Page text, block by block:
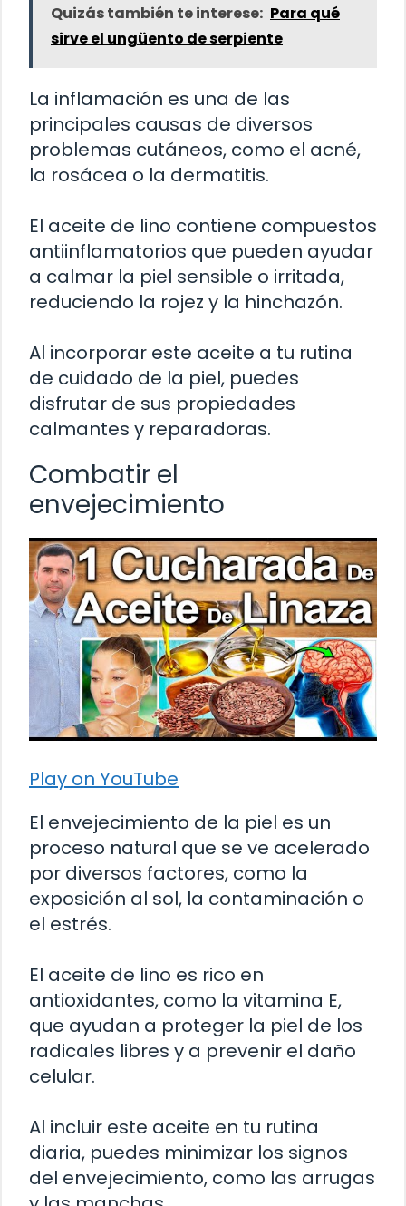
Quizás también te interese: Para qué
sirve el ungüento de serpiente
La inflamación es una de las
principales causas de diversos
problemas cutáneos, como el acné,
la rosácea o la dermatitis.
El aceite de lino contiene compuestos
antiinflamatorios que pueden ayudar
a calmar la piel sensible o irritada,
reduciendo la rojez y la hinchazón.
Al incorporar este aceite a tu rutina
de cuidado de la piel, puedes
disfrutar de sus propiedades
calmantes y reparadoras.
Combatir el
envejecimiento
Play on YouTube
El envejecimiento de la piel es un
proceso natural que se ve acelerado
por diversos factores, como la
exposición al sol, la contaminación o
el estrés.
El aceite de lino es rico en
antioxidantes, como la vitamina E,
que ayudan a proteger la piel de los
radicales libres y a prevenir el daño
celular.
Al incluir este aceite en tu rutina
diaria, puedes minimizar los signos
del envejecimiento, como las arrugas